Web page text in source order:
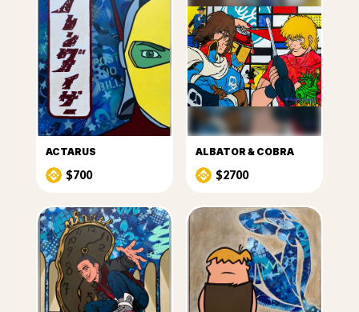
ACTARUS
$700
ALBATOR & COBRA
$2700